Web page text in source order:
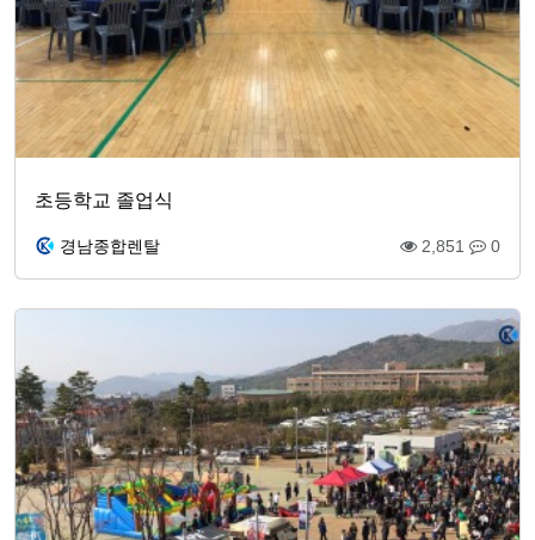
초등학교 졸업식
경남종합렌탈 2,851 0